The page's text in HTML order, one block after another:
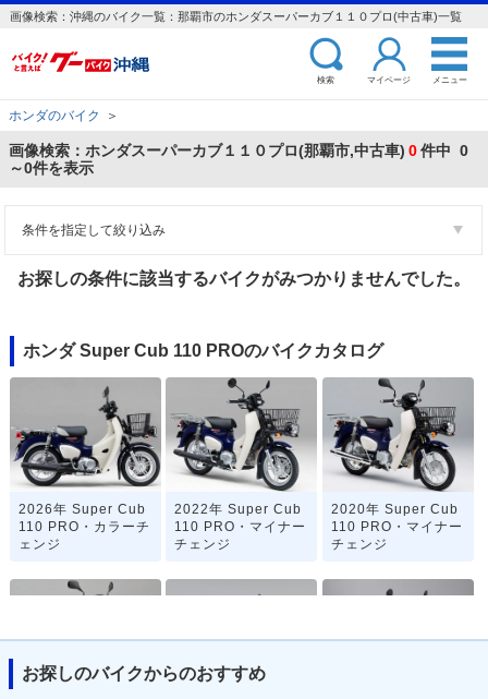
画像検索：沖縄のバイク一覧：那覇市のホンダスーパーカブ１１０プロ(中古車)一覧
検索 マイページ メニュー
ホンダのバイク ＞
画像検索：ホンダスーパーカブ１１０プロ(那覇市,中古車) 0件中 0
～0件を表示
条件を指定して絞り込み
お探しの条件に該当するバイクがみつかりませんでした。
ホンダ Super Cub 110 PROのバイクカタログ
2026年 Super Cub
110 PRO・カラーチ
ェンジ
2022年 Super Cub
110 PRO・マイナー
チェンジ
2020年 Super Cub
110 PRO・マイナー
チェンジ
お探しのバイクからのおすすめ